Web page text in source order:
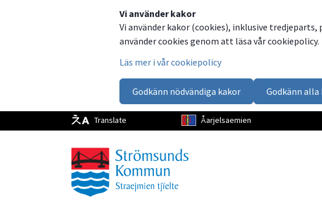
Vi använder kakor
Vi använder kakor (cookies), inklusive
använder cookies genom att läsa vår cookiepolicy.
Läs mer i vår cookiepolicy
Godkänn nödvändiga kakor Godkänn alla
Translate Åarjelsaemien